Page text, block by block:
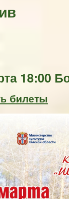
18:00
билеты